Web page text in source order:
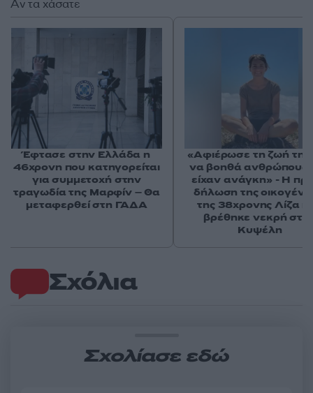
Σχόλια
Σχολίασε εδώ
Αν τα χάσατε
Έφτασε στην Ελλάδα η
46χρονη που κατηγορείται
για συμμετοχή στην
τραγωδία της Μαρφίν – Θα
μεταφερθεί στη ΓΑΔΑ
«Αφιέρωσε τη ζωή της
να βοηθά ανθρώπους
είχαν ανάγκη» - Η
δήλωση της
της 38χρονης Λίζα
βρέθηκε νεκρή
Κυψέλη